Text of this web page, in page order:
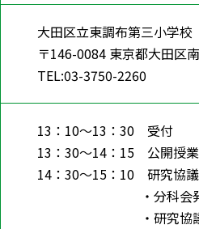
大田区立東調布第三小学校
〒146-0084 東京都大田区
TEL:03-3750-2260
13：10～13：30 受付
13：30～14：15 公開授業
14：30～15：10 研究協
・分科会発
・研究協